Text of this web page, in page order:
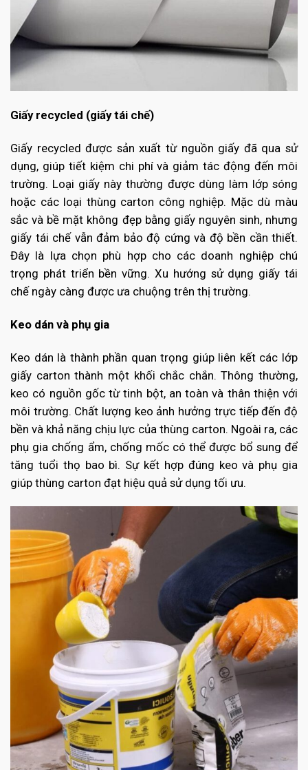
Giấy recycled (giấy tái chế)
Giấy recycled được sản xuất từ nguồn giấy đã qua sử
dụng, giúp tiết kiệm chi phí và giảm tác động đến môi
trường. Loại giấy này thường được dùng làm lớp sóng
hoặc các loại thùng carton công nghiệp. Mặc dù màu
sắc và bề mặt không đẹp bằng giấy nguyên sinh, nhưng
giấy tái chế vẫn đảm bảo độ cứng và độ bền cần thiết.
Đây là lựa chọn phù hợp cho các doanh nghiệp chú
trọng phát triển bền vững. Xu hướng sử dụng giấy tái
chế ngày càng được ưa chuộng trên thị trường.
Keo dán và phụ gia
Keo dán là thành phần quan trọng giúp liên kết các lớp
giấy carton thành một khối chắc chắn. Thông thường,
keo có nguồn gốc từ tinh bột, an toàn và thân thiện với
môi trường. Chất lượng keo ảnh hưởng trực tiếp đến độ
bền và khả năng chịu lực của thùng carton. Ngoài ra, các
phụ gia chống ẩm, chống mốc có thể được bổ sung để
tăng tuổi thọ bao bì. Sự kết hợp đúng keo và phụ gia
giúp thùng carton đạt hiệu quả sử dụng tối ưu.